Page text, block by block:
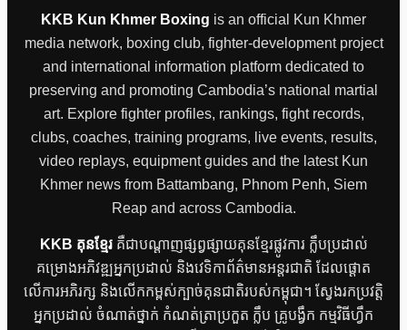
KKB Kun Khmer Boxing is an official Kun Khmer
media network, boxing club, fighter-development project
and international information platform dedicated to
preserving and promoting Cambodia’s national martial
art. Explore fighter profiles, rankings, fight records,
clubs, coaches, training programs, live events, results,
video replays, equipment guides and the latest Kun
Khmer news from Battambang, Phnom Penh, Siem
Reap and across Cambodia.
KKB គុនខ្មែរគឺជាបណ្តាញផ្សព្វផ្សាយគុនខ្មែរផ្លូវការ ក្លឹបប្រដាល់
គម្រោងអភិវឌ្ឍអ្នកប្រដាល់ និងវេទិកាព័ត៌មានអន្តរជាតិ ដែលផ្តោត
លើការអភិរក្ស និងលើកកម្ពស់ក្បាច់គុនជាតិរបស់កម្ពុជា។ ស្វែងរកប្រវត្តិ
អ្នកប្រដាល់ ចំណាត់ថ្នាក់ កំណត់ត្រាប្រកួត ក្លឹប គ្រូបង្វឹក កម្មវិធីហ្វឹក